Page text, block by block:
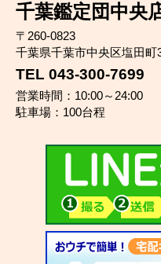
千葉鑑定団中央
〒260-0823
千葉県千葉市中央区塩田町
TEL 043-300-7699
営業時間：10:00～24:00
駐車場：100台程